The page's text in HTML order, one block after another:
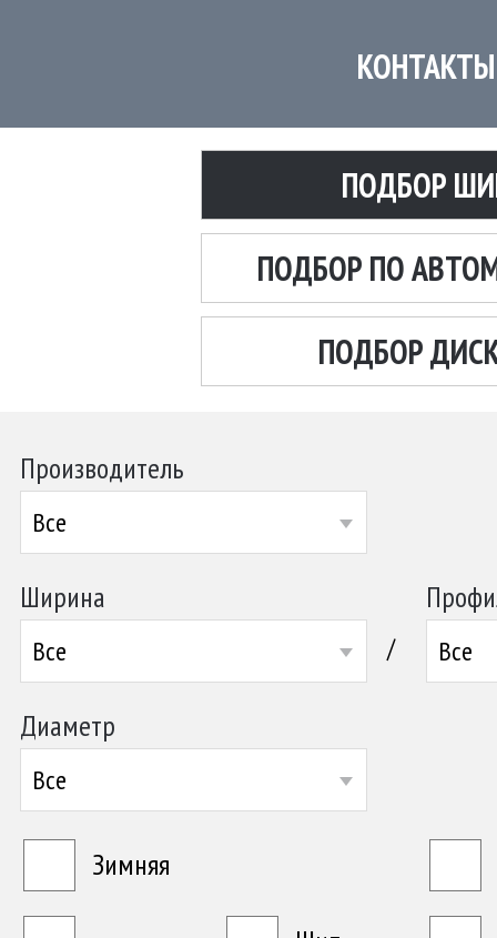
КОНТАКТЫ
ПОДБОР
ПОДБОР ПО
ПОДБОР
Производитель
Все
Ширина
Все / Все
Диаметр
Все
Зимняя